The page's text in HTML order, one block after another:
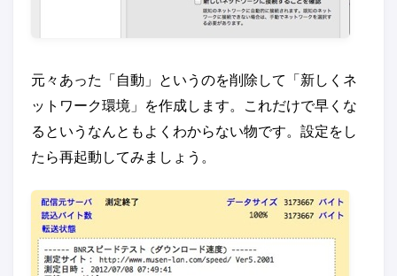
元々あった「自動」というのを削除して「新しくネ
ットワーク環境」を作成します。これだけで早くな
るというなんともよくわからない物です。設定をし
たら再起動してみましょう。